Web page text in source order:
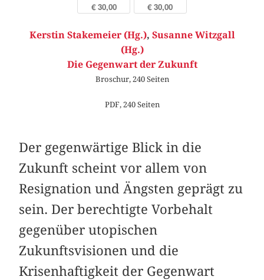
€ 30,00 € 30,00
Kerstin Stakemeier (Hg.), Susanne Witzgall
(Hg.)
Die Gegenwart der Zukunft
Broschur, 240 Seiten
PDF, 240 Seiten
Der gegenwärtige Blick in die
Zukunft scheint vor allem von
Resignation und Ängsten geprägt zu
sein. Der berechtigte Vorbehalt
gegenüber utopischen
Zukunftsvisionen und die
Krisenhaftigkeit der Gegenwart